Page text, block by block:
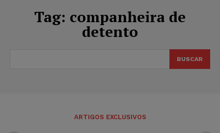
Tag: companheira de
detento
BUSCAR
ARTIGOS EXCLUSIVOS